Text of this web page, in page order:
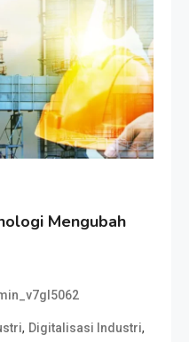
Mengubah
, Digitalisasi Industri,